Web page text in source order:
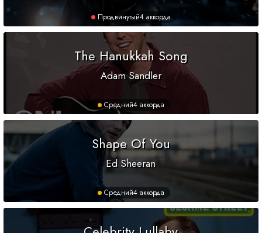
Продвинутый4 аккорда
The Hanukkah Song
Adam Sandler
Средний4 аккорда
Shape Of You
Ed Sheeran
Средний4 аккорда